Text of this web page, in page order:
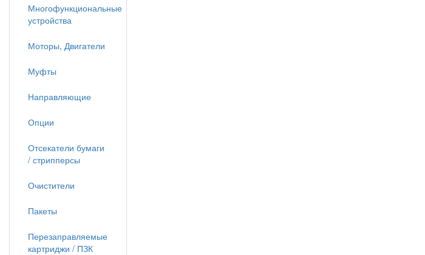
Многофункциональные
устройства
Моторы, Двигатели
Муфты
Направляющие
Опции
Отсекатели бумаги
/ стрипперсы
Очистители
Пакеты
Перезаправляемые
картриджи / ПЗК